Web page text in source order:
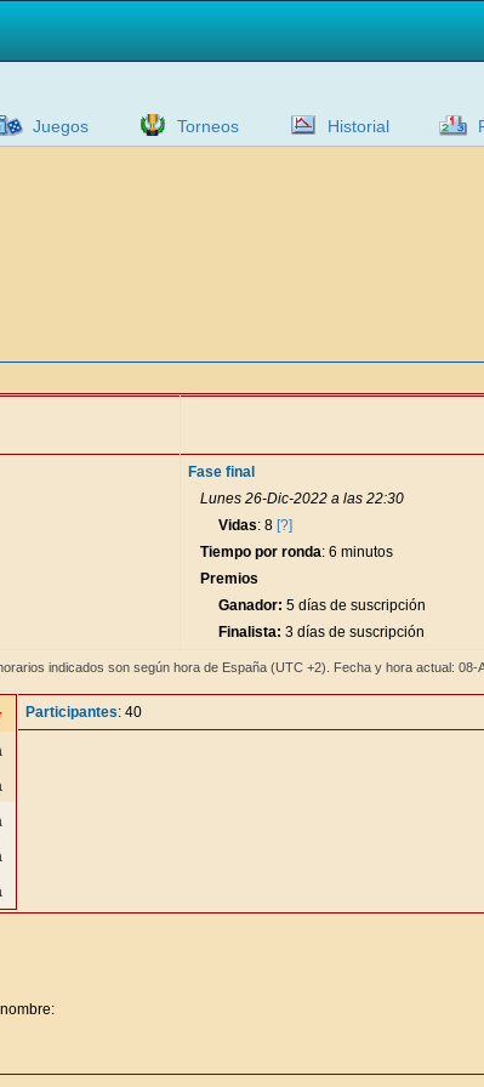
Juegos Torneos Historial
Fase final
Lunes 26-Dic-2022 a las 22:30
Vidas: 8 [?]
Tiempo por ronda: 6 minutos
Premios
Ganador: 5 días de suscripción
Finalista: 3 días de suscripción
indicados son según hora de España (UTC +2). Fecha y hora actual: 08-
Participantes: 40